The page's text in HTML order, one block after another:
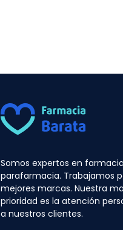
Somos expertos en
parafarmacia. Trabajamos
mejores marcas. Nuestra
prioridad es la atención
a nuestros clientes.